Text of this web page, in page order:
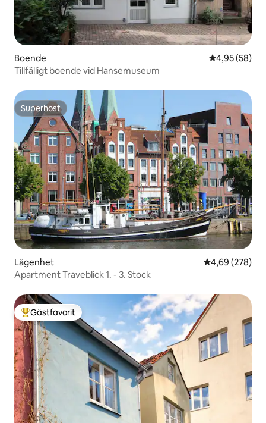
Boende 4,95 av 5 i
4,95 (58)
Tillfälligt boende vid Hansemuseum
Superhost
Superhost
Lägenhet 4,69 av 5 i
4,69 (278)
Apartment Traveblick 1. - 3. Stock
Populär gästfavorit
Gästfavorit